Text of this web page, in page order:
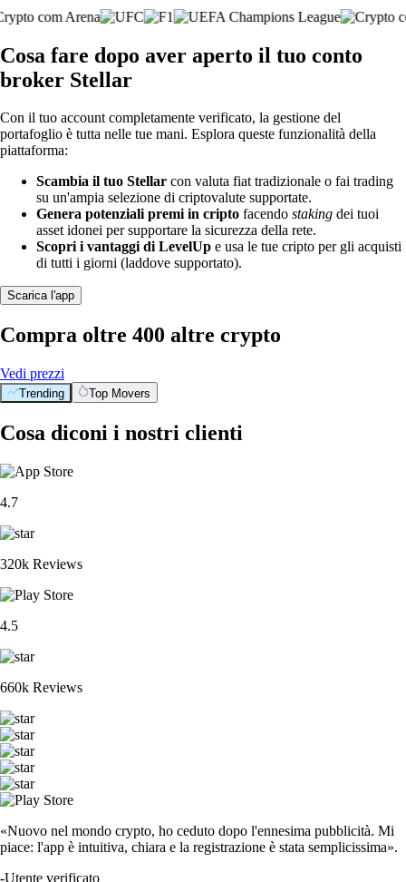
Cosa fare dopo aver aperto il tuo conto
broker Stellar
Con il tuo account completamente verificato, la gestione del
portafoglio è tutta nelle tue mani. Esplora queste funzionalità della
piattaforma:
Scambia il tuo Stellar con valuta fiat tradizionale o fai trading
su un'ampia selezione di criptovalute supportate.
Genera potenziali premi in cripto facendo staking dei tuoi
asset idonei per supportare la sicurezza della rete.
Scopri i vantaggi di LevelUp e usa le tue cripto per gli acquisti
di tutti i giorni (laddove supportato).
Scarica l'app
Compra oltre 400 altre crypto
Vedi prezzi
Trending Top Movers
Cosa diconi i nostri clienti
4.7
320k Reviews
4.5
660k Reviews
«Nuovo nel mondo crypto, ho ceduto dopo l'ennesima pubblicità. Mi
piace: l'app è intuitiva, chiara e la registrazione è stata semplicissima».
-Utente verificato